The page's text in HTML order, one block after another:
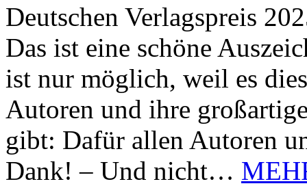
Deutschen Verlagspreis
Das ist eine schöne
ist nur möglich, weil es
Autoren und ihre
gibt: Dafür allen Autoren
Dank! – Und nicht…